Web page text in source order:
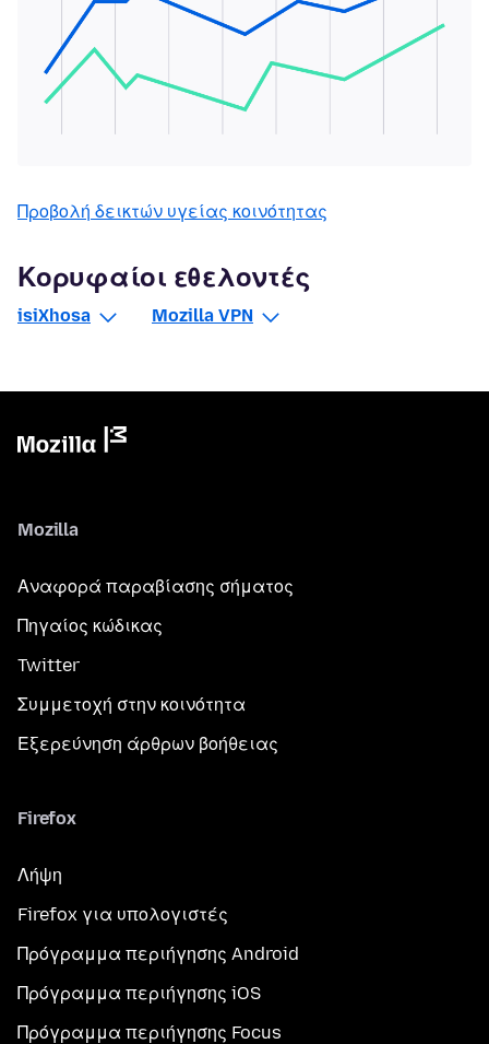
Προβολή δεικτών υγείας κοινότητας
Κορυφαίοι εθελοντές
isiXhosa Mozilla VPN
Mozilla
Αναφορά παραβίασης σήματος
Πηγαίος κώδικας
Twitter
Συμμετοχή στην κοινότητα
Εξερεύνηση άρθρων βοήθειας
Firefox
Λήψη
Firefox για υπολογιστές
Πρόγραμμα περιήγησης Android
Πρόγραμμα περιήγησης iOS
Πρόγραμμα περιήγησης Focus